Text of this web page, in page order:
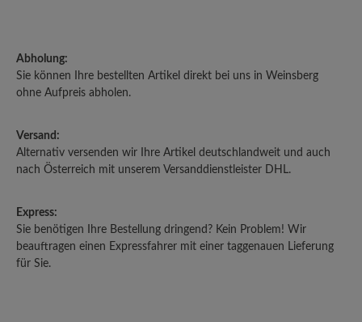
Abholung:
Sie können Ihre bestellten Artikel direkt bei uns in Weinsberg
ohne Aufpreis abholen.
Versand:
Alternativ versenden wir Ihre Artikel deutschlandweit und auch
nach Österreich mit unserem Versanddienstleister DHL.
Express:
Sie benötigen Ihre Bestellung dringend? Kein Problem! Wir
beauftragen einen Expressfahrer mit einer taggenauen Lieferung
für Sie.